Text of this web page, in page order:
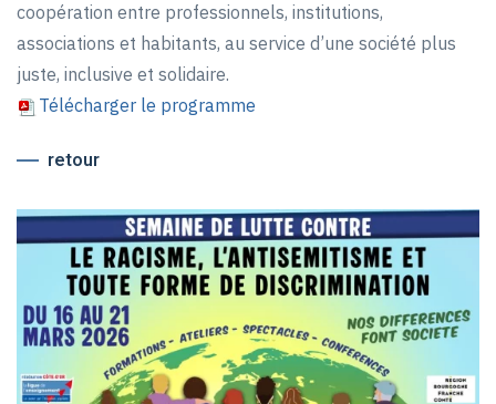
coopération entre professionnels, institutions,
associations et habitants, au service d’une société plus
juste, inclusive et solidaire.
Télécharger le programme
retour